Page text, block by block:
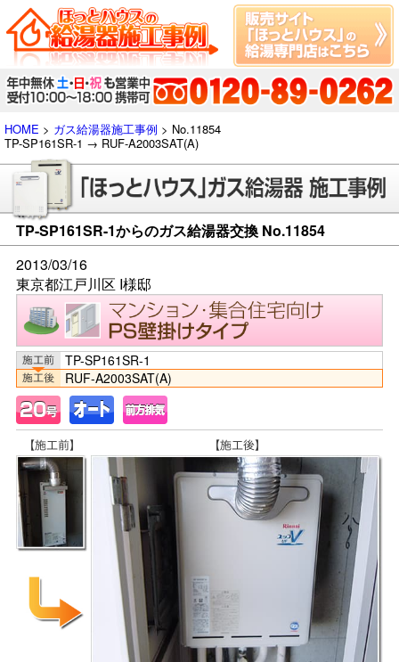
HOME > ガス給湯器施工事例 > No.11854
TP-SP161SR-1 → RUF-A2003SAT(A)
TP-SP161SR-1からのガス給湯器交換 No.11854
2013/03/16
東京都江戸川区 I様邸
TP-SP161SR-1
RUF-A2003SAT(A)